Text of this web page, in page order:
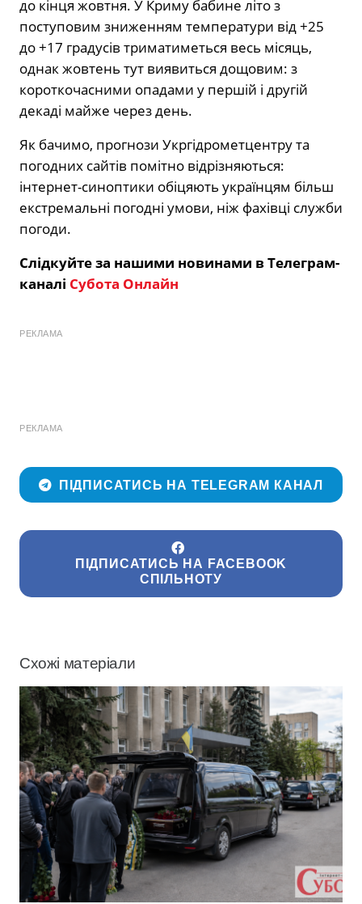
до кінця жовтня. У Криму бабине літо з
поступовим зниженням температури від +25
до +17 градусів триматиметься весь місяць,
однак жовтень тут виявиться дощовим: з
короткочасними опадами у першій і другій
декаді майже через день.
Як бачимо, прогнози Укргідрометцентру та
погодних сайтів помітно відрізняються:
інтернет-синоптики обіцяють українцям більш
екстремальні погодні умови, ніж фахівці служби
погоди.
Слідкуйте за нашими новинами в Телеграм-
каналі Субота Онлайн
РЕКЛАМА
РЕКЛАМА
ПІДПИСАТИСЬ НА TELEGRAM КАНАЛ
ПІДПИСАТИСЬ НА FACEBOOK
СПІЛЬНОТУ
Схожі матеріали